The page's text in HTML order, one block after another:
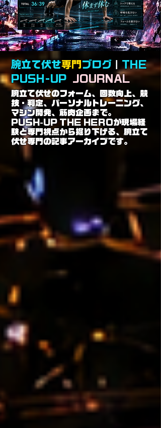
腕立て伏せ専門 ブログ
THE
PUSH-UP
JOURNAL
腕立て伏せのフォーム、回数向上、競
技・判定、パーソナルトレーニング、
マシン開発、筋肉企画まで。
PUSH-UP THE HEROが現場経
験と専門視点から掘り下げる、腕立て
伏せ専門の記事アーカイブです。